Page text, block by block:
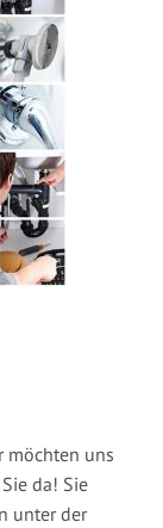
möchten uns
da! Sie
unter der